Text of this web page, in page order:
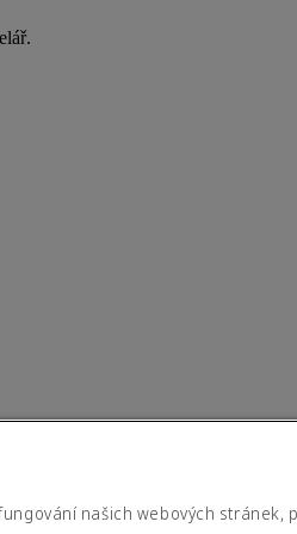
našich webových stránek,